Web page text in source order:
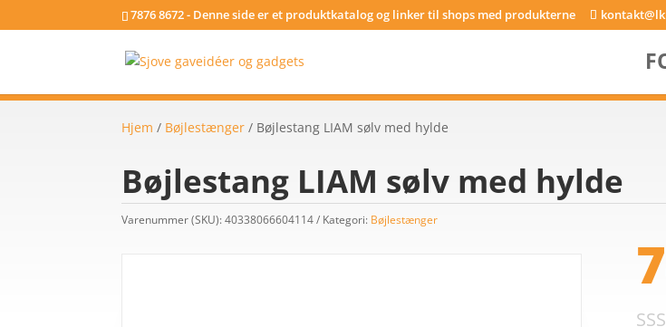
7876 8672 - Denne side er et produktkatalog og linker til shops med produkterne
Hjem / Bøjlestænger / Bøjlestang LIAM sølv med hylde
Bøjlestang LIAM sølv med hylde
Varenummer (SKU):40338066604114 Kategori: Bøjlestænger